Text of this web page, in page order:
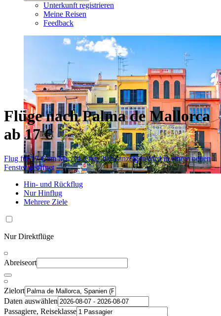
Unterkunft registrieren
Meine Reisen
Feedback
Flüge nach Palma de Mallorca
ab 17 €
Flug für 17 € am Mi., 14. Okt. 2026 anzeigenWird in einem neuen
Fenster geöffnet
Hin- und Rückflug
Nur Hinflug
Mehrere Ziele
Nur Direktflüge
Abreiseort
Zielort
Daten auswählen
Passagiere, Reiseklasse